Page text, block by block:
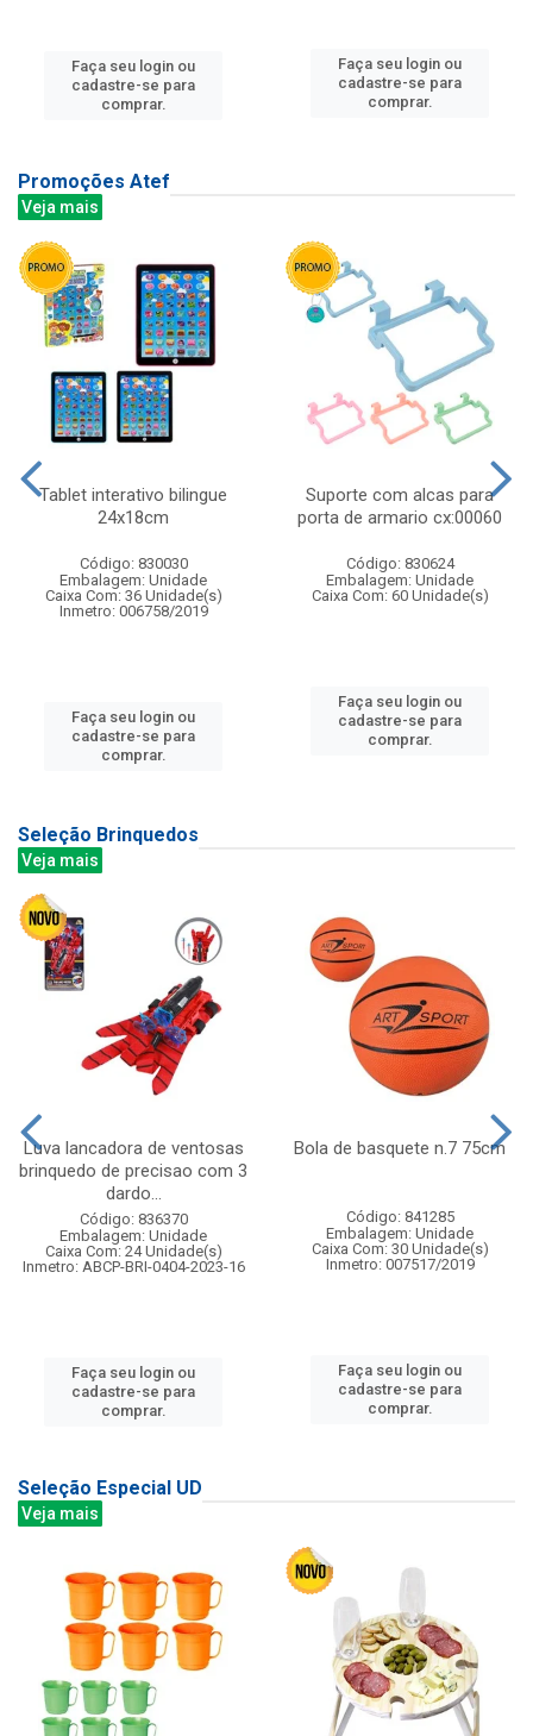
Faça seu login ou
cadastre-se para
comprar.
Faça seu login ou
cadastre-se para
comprar.
Promoções Atef
Veja mais
Tablet interativo bilingue
24x18cm
Código: 830030
Embalagem: Unidade
Caixa Com: 36 Unidade(s)
Inmetro: 006758/2019
Faça seu login ou
cadastre-se para
comprar.
Suporte com alcas para
porta de armario cx:00060
Código: 830624
Embalagem: Unidade
Caixa Com: 60 Unidade(s)
Faça seu login ou
cadastre-se para
comprar.
Seleção Brinquedos
Veja mais
Luva lancadora de ventosas
brinquedo de precisao com 3
dardo...
Código: 836370
Embalagem: Unidade
Caixa Com: 24 Unidade(s)
Inmetro: ABCP-BRI-0404-2023-16
Faça seu login ou
cadastre-se para
comprar.
Bola de basquete n.7 75cm
Código: 841285
Embalagem: Unidade
Caixa Com: 30 Unidade(s)
Inmetro: 007517/2019
Faça seu login ou
cadastre-se para
comprar.
Seleção Especial UD
Veja mais